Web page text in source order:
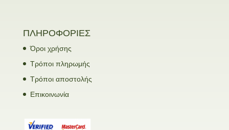
ΠΛΗΡΟΦΟΡΙΕΣ
Όροι χρήσης
Τρόποι πληρωμής
Τρόποι αποστολής
Επικοινωνία